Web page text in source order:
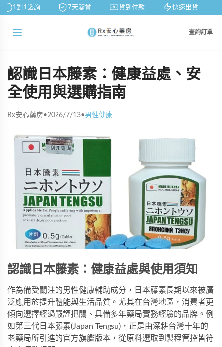
1對1諮詢 7天鑒賞 貨到付款 快速出貨
查詢訂單
認識日本藤素：健康益處、安
全使用與選購指南
Rx安心藥房•2026/7/13•男性健康
認識日本藤素：健康益處與使用須知
作為備受關注的男性健康輔助成分，日本藤素長期以來被廣
泛應用於提升體能與生活品質。尤其在台灣地區，消費者更
傾向選擇經過嚴謹把關、具備多年藥局實務經驗的品牌。例
如 第三代日本藤素(Japan Tengsu) ，正是由深耕台灣十年的
老藥局所引進的官方旗艦版本，從原料選取到製程管控皆符